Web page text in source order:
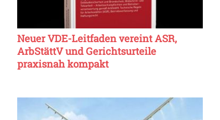
Neuer VDE-Leitfaden vereint ASR,
ArbStättV und Gerichtsurteile
praxisnah kompakt